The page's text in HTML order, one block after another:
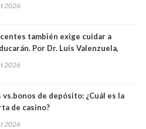
2026
también exige cuidar a
Por Dr. Luis Valenzuela,
U. Católica Silva Henríquez
2026
vs.bonos de depósito: ¿Cuál es la
de casino?
2026